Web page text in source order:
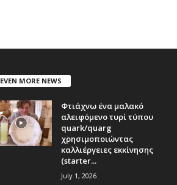
EVEN MORE NEWS
Φτιάχνω ένα μαλακό
αλειφόμενο τυρί τύπου
quark/quarg
χρησιμοποιώντας
καλλιέργειες εκκίνησης
(starter...
July 1, 2026